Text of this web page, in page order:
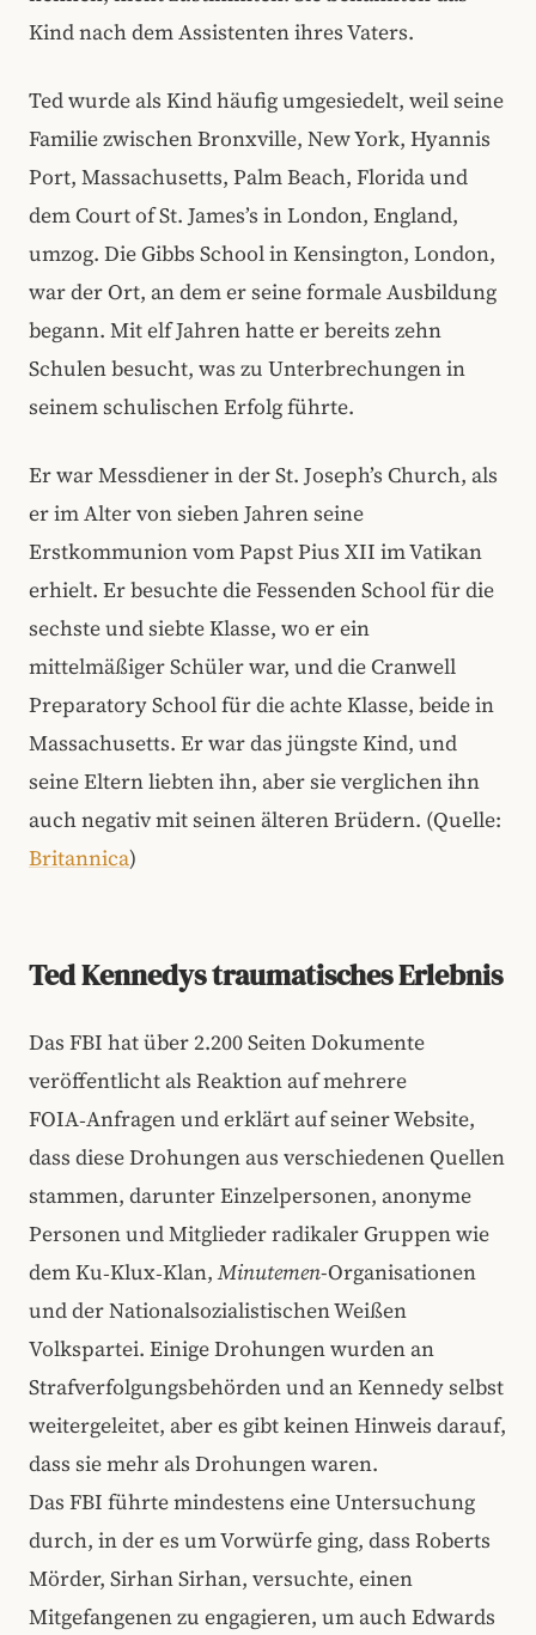
Kind nach dem Assistenten ihres Vaters.
Ted wurde als Kind häufig umgesiedelt, weil seine
Familie zwischen Bronxville, New York, Hyannis
Port, Massachusetts, Palm Beach, Florida und
dem Court of St. James’s in London, England,
umzog. Die Gibbs School in Kensington, London,
war der Ort, an dem er seine formale Ausbildung
begann. Mit elf Jahren hatte er bereits zehn
Schulen besucht, was zu Unterbrechungen in
seinem schulischen Erfolg führte.
Er war Messdiener in der St. Joseph’s Church, als
er im Alter von sieben Jahren seine
Erstkommunion vom Papst Pius XII im Vatikan
erhielt. Er besuchte die Fessenden School für die
sechste und siebte Klasse, wo er ein
mittelmäßiger Schüler war, und die Cranwell
Preparatory School für die achte Klasse, beide in
Massachusetts. Er war das jüngste Kind, und
seine Eltern liebten ihn, aber sie verglichen ihn
auch negativ mit seinen älteren Brüdern. (Quelle:
Britannica)
Ted Kennedys traumatisches Erlebnis
Das FBI hat über 2.200 Seiten Dokumente
veröffentlicht als Reaktion auf mehrere
FOIA‑Anfragen und erklärt auf seiner Website,
dass diese Drohungen aus verschiedenen Quellen
stammen, darunter Einzelpersonen, anonyme
Personen und Mitglieder radikaler Gruppen wie
dem Ku‑Klux‑Klan,Minutemen-Organisationen
und der Nationalsozialistischen Weißen
Volkspartei. Einige Drohungen wurden an
Strafverfolgungsbehörden und an Kennedy selbst
weitergeleitet, aber es gibt keinen Hinweis darauf,
dass sie mehr als Drohungen waren.
Das FBI führte mindestens eine Untersuchung
durch, in der es um Vorwürfe ging, dass Roberts
Mörder, Sirhan Sirhan, versuchte, einen
Mitgefangenen zu engagieren, um auch Edwards